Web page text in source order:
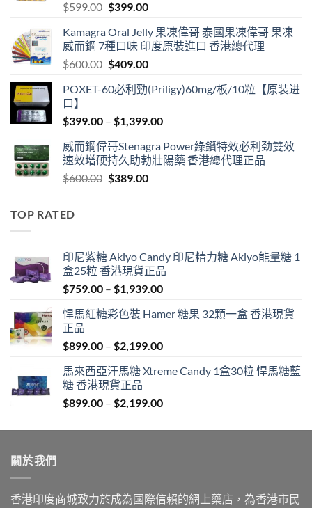
$599.00 Original
was:
$599.00.
$399.00Current
is:
$399.00.
Kamagra Oral Jelly 果凍偉哥 泰國果凍偉哥 果凍
威而鋼 7種口味 印度原裝進口 香港總代理
$600.00 Original
was:
$409.00Current
is:
POXET-60必利勁(Priligy)60mg/板/10粒【原装进
口】
$399.00 – $1,399.00Price
$399.00
through
威而鋼偉哥Stenagra Power綠鑽特效必利劲雙效
速效增硬持久助勃壯陽藥 香港總代理正品
$600.00 Original
$389.00Current
TOP RATED
印尼紫糖 Akiyo Candy 印尼精力糖 Akiyo能量糖 1
盒25粒 香港現貨正品
$759.00 – $1,939.00Price
$759.00
$1,939.00
悍馬紅糖彩色裝 Hamer 糖果 32顆一盒 香港現貨
正品
$899.00 – $2,199.00Price
$899.00
$2,199.00
馬來西亞汗馬糖 Xtreme Candy 1盒30粒 悍馬糖藍
糖 香港現貨正品
$899.00 – $2,199.00Price
$899.00
關於我們
香港印度商城致力於成為國際信賴的網上藥店，為香港市民